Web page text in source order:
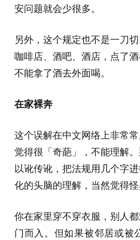
安问题就会少很多。
另外，这个规定也不是一刀
咖啡店、酒吧、酒店，点了
不能拿了酒去外面喝。
在家裸奔
这个误解在中文网络上非常
觉得很「奇葩」，不能理解
以讹传讹，把法规用几个字
化的头脑的理解，当然觉得怪
你在家里穿不穿衣服，别人
门而入。但如果被邻居或被